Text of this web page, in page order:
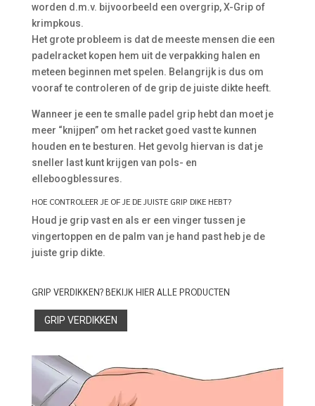
worden d.m.v. bijvoorbeeld een overgrip, X-Grip of
krimpkous.
Het grote probleem is dat de meeste mensen die een
padelracket kopen hem uit de verpakking halen en
meteen beginnen met spelen. Belangrijk is dus om
vooraf te controleren of de grip de juiste dikte heeft.
Wanneer je een te smalle padel grip hebt dan moet je
meer “knijpen” om het racket goed vast te kunnen
houden en te besturen. Het gevolg hiervan is dat je
sneller last kunt krijgen van pols- en
elleboogblessures.
HOE CONTROLEER JE OF JE DE JUISTE GRIP DIKE HEBT?
Houd je grip vast en als er een vinger tussen je
vingertoppen en de palm van je hand past heb je de
juiste grip dikte.
GRIP VERDIKKEN? BEKIJK HIER ALLE PRODUCTEN
GRIP VERDIKKEN